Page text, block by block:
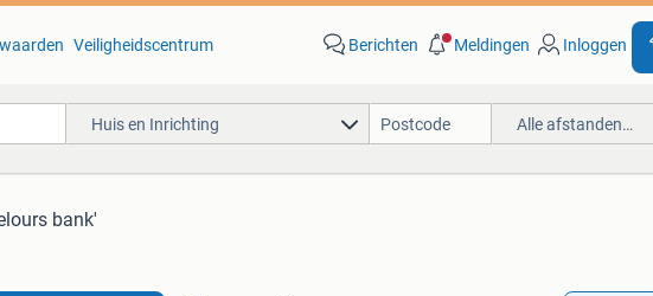
Veiligheidscentrum Berichten Meldingen Inloggen
Huis en Inrichting Alle afstanden…
bank'